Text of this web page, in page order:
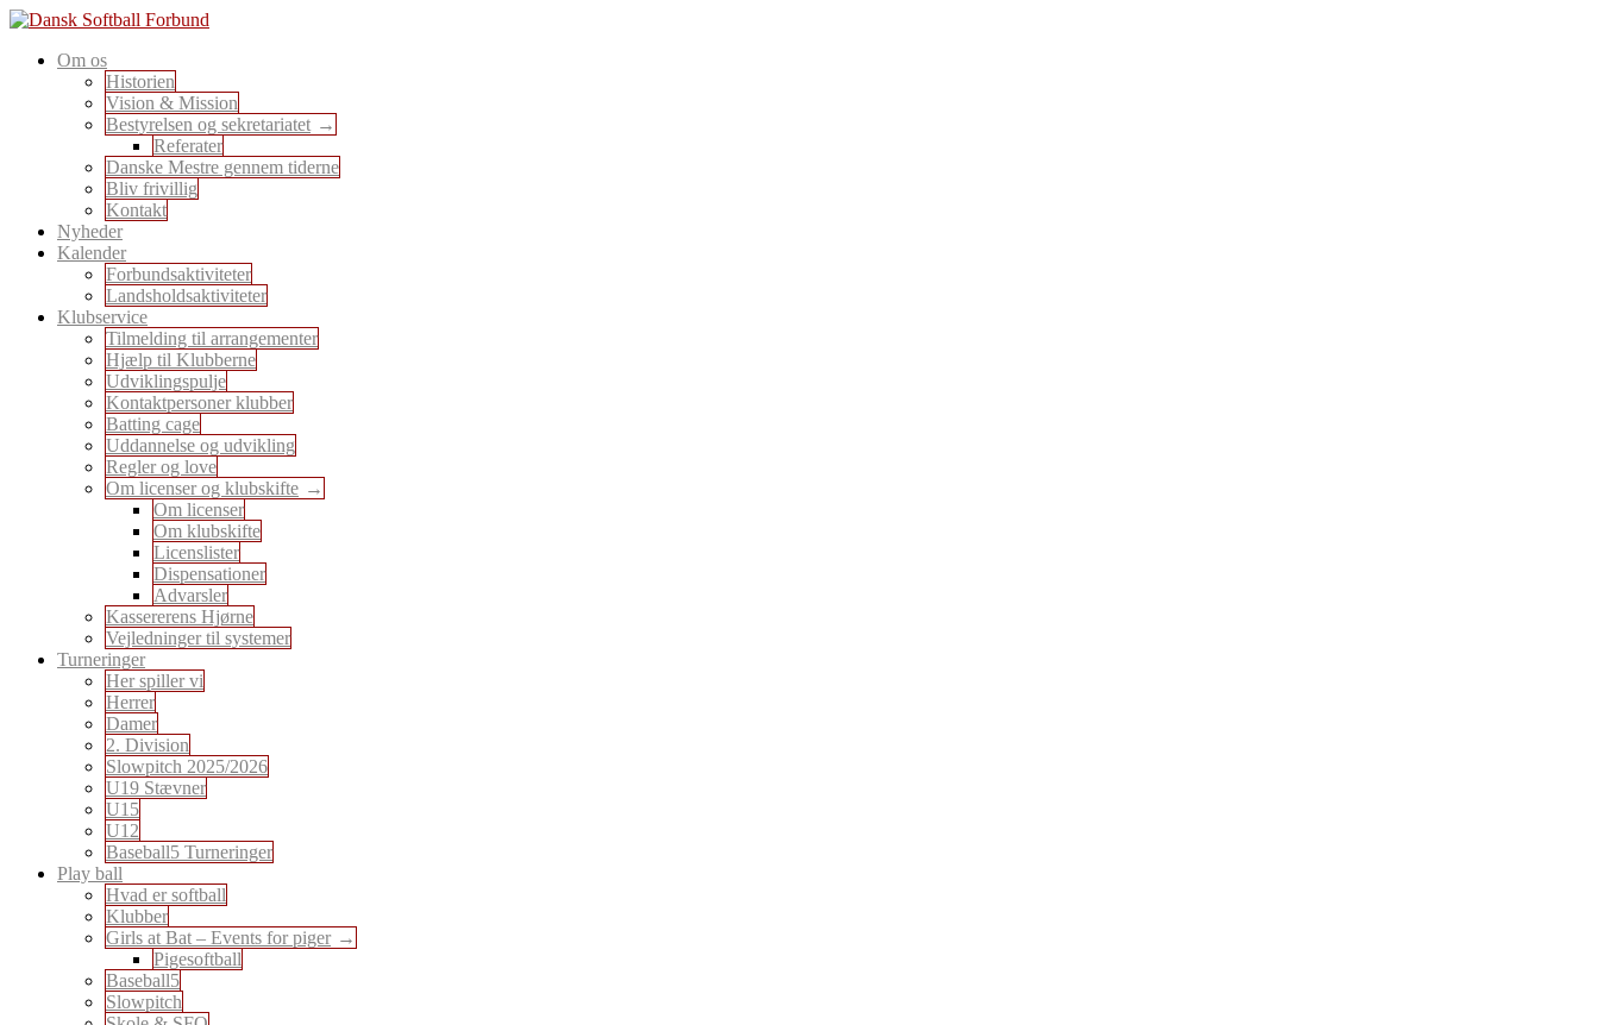
Skip
content
Dansk Softball Forbund
En sport for alle
Om os
Historien
Vision & Mission
Bestyrelsen og sekretariatet
Referater
Danske Mestre gennem tiderne
Bliv frivillig
Kontakt
Nyheder
Kalender
Forbundsaktiviteter
Landsholdsaktiviteter
Klubservice
Tilmelding til arrangementer
Hjælp til Klubberne
Udviklingspulje
Kontaktpersoner klubber
Batting cage
Uddannelse og udvikling
Regler og love
Om licenser og klubskifte
Om licenser
Om klubskifte
Licenslister
Dispensationer
Advarsler
Kassererens Hjørne
Vejledninger til systemer
Turneringer
Her spiller vi
Herrer
Damer
2. Division
Slowpitch 2025/2026
U19 Stævner
U15
U12
Baseball5 Turneringer
Play ball
Hvad er softball
Klubber
Girls at Bat – Events for piger
Pigesoftball
Baseball5
Slowpitch